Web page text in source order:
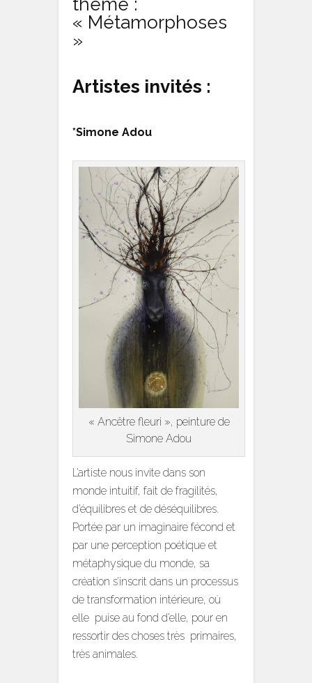
thème :
« Métamorphoses
»
Artistes invités :
*Simone Adou
« Ancêtre fleuri », peinture de
Simone Adou
L’artiste nous invite dans son
monde intuitif, fait de fragilités,
d’équilibres et de déséquilibres.
Portée par un imaginaire fécond et
par une perception poétique et
métaphysique du monde, sa
création s’inscrit dans un processus
de transformation intérieure, où
elle puise au fond d’elle, pour en
ressortir des choses très primaires,
très animales.